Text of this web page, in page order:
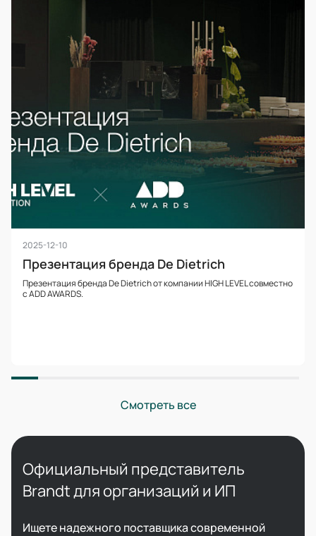
2025-12-10
Презентация бренда De Dietrich
Презентация бренда De Dietrich от компании HIGH LEVEL совместно
с ADD AWARDS.
Смотреть все
Официальный представитель
Brandt для организаций и ИП​
Ищете надежного поставщика современной